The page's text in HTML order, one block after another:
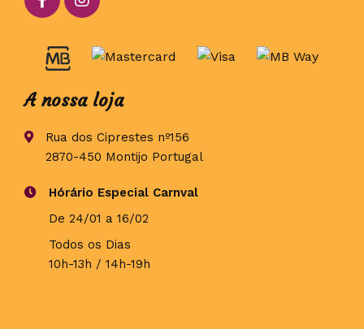
A nossa loja
Rua dos Ciprestes nº156
2870-450 Montijo Portugal
Hórário Especial Carnval
De 24/01 a 16/02
Todos os Dias
10h-13h / 14h-19h